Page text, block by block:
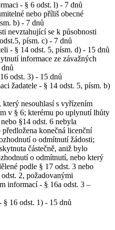
- § 6 odst. l) - 7 dnů
nebo příliš obecné
b) - 7 dnů
nevztahující se k působnosti
písm. c) - 7 dnů
- § 14 odst. 5, písm. d) - 15 dnů
informace ze závažných
odst. 3) - 15 dnů
žadatele - § 14 odst. 5, písm. b)
který nesouhlasí s vyřízením
v § 6; kterému po uplynutí lhůty
§14 odst. 6 nebyla
konečná licenční
o odmítnutí žádosti;
částečně, aniž bylo
o odmítnutí, nebo který
podle § 17 odst. 3 nebo
2, požadovanými
informací - § 16a odst. 3 –
16 odst. 1) - 15 dnů